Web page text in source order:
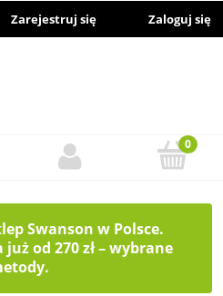
Zarejestruj się Zaloguj się
Swanson w Polsce.
od 270 zł – wybrane